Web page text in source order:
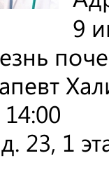
9
23, 1